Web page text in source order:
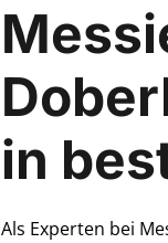
in
Als Experten bei